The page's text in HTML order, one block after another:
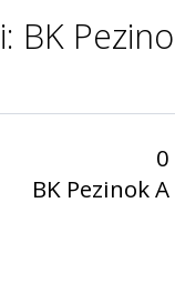
BK
0
BK Pezinok A